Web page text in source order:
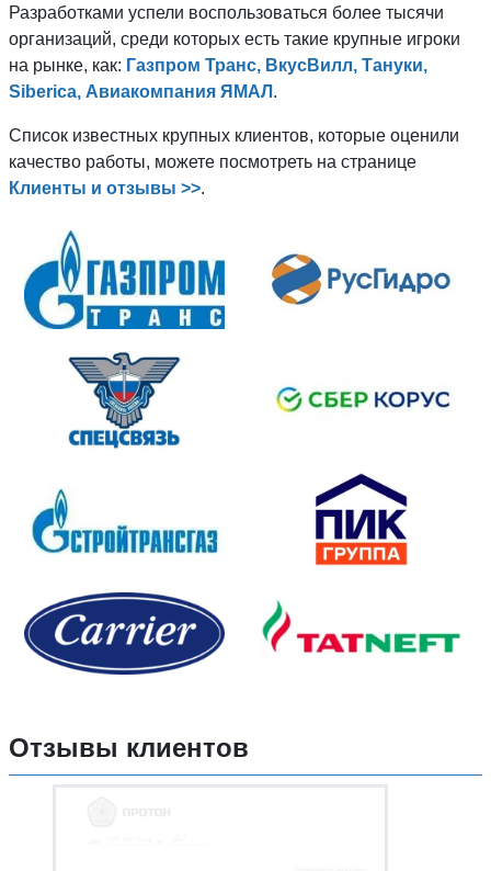
Разработками успели воспользоваться более тысячи
организаций, среди которых есть такие крупные игроки
на рынке, как: Газпром Транс, ВкусВилл, Тануки,
Siberica, Авиакомпания ЯМАЛ .
Список известных крупных клиентов, которые оценили
качество работы, можете посмотреть на странице
Клиенты и отзывы >>.
Отзывы клиентов